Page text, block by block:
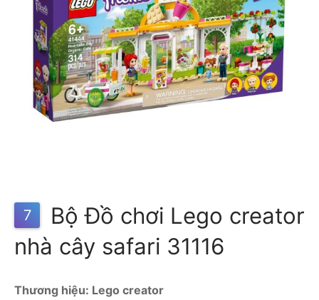
7
Bộ Đồ chơi Lego creator
nhà cây safari 31116
Thương hiệu: Lego creator